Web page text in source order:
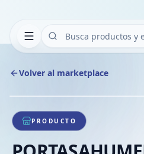
Volver al marketplace
1/1
PRODUCTO